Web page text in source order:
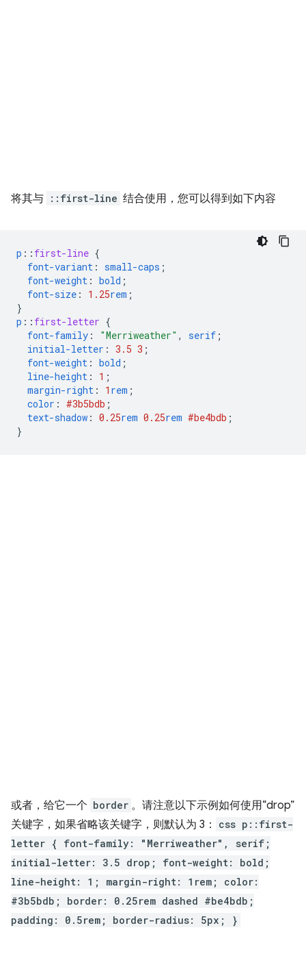
将其与 ::first-line 结合使用，您可以得到如下内容
p :: first-line {
font-variant : small-caps ;
font-weight : bold ;
font-size : 1.25rem ;
}
p :: first-letter {
font-family : "Merriweather" , serif ;
initial-letter : 3.5 3 ;
font-weight : bold ;
line-height : 1 ;
margin-right : 1 rem ;
color : #3b5bdb ;
text-shadow : 0.25rem 0.25rem #be4bdb ;
}
或者，给它一个 border 。请注意以下示例如何使用“drop”
关键字，如果省略该关键字，则默认为 3：
css p::first-
letter { font-family: "Merriweather", serif;
initial-letter: 3.5 drop; font-weight: bold;
line-height: 1; margin-right: 1rem; color:
#3b5bdb; border: 0.25rem dashed #be4bdb;
padding: 0.5rem; border-radius: 5px; }